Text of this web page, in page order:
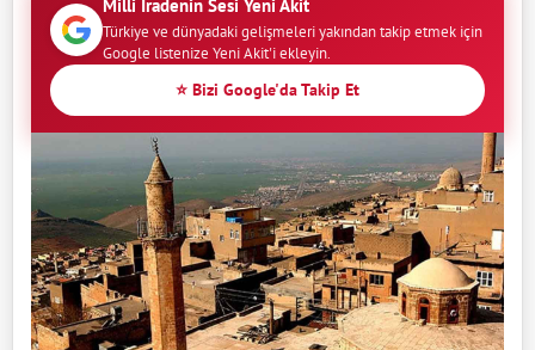
Milli İradenin Sesi Yeni Akit
Türkiye ve dünyadaki gelişmeleri yakından takip etmek için
Google listenize Yeni Akit'i ekleyin.
⭐ Bizi Google'da Takip Et